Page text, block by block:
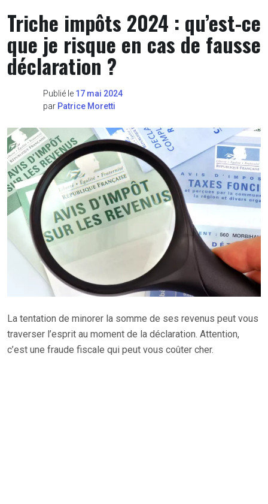
Triche impôts 2024 : qu’est-ce
que je risque en cas de fausse
déclaration ?
Publié le 17 mai 2024
par Patrice Moretti
La tentation de minorer la somme de ses revenus peut vous
traverser l’esprit au moment de la déclaration. Attention,
c’est une fraude fiscale qui peut vous coûter cher.